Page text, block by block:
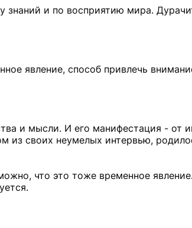
и по восприятию мира.
явление, способ привлечь
и мысли. И его манифестация - от
из своих неумелых интервью,
что это тоже временное